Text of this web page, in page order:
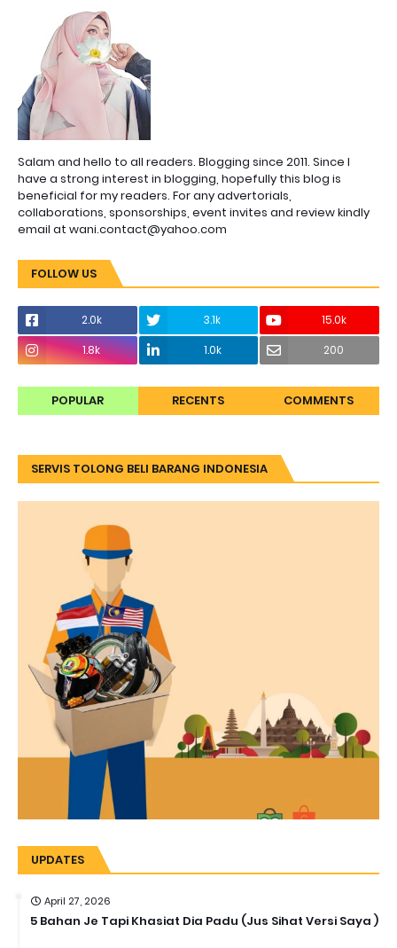
Salam and hello to all readers. Blogging since 2011. Since I
have a strong interest in blogging, hopefully this blog is
beneficial for my readers. For any advertorials,
collaborations, sponsorships, event invites and review kindly
email at wani.contact@yahoo.com
FOLLOW US
2.0k 3.1k
15.0k
1.8k
1.0k 200
POPULAR RECENTS COMMENTS
SERVIS TOLONG BELI BARANG INDONESIA
UPDATES
April 27, 2026
5 Bahan Je Tapi Khasiat Dia Padu (Jus Sihat Versi Saya )